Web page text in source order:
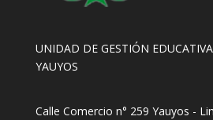
UNIDAD DE GESTIÓN
YAUYOS
Calle Comercio n° 259 Yauyos -